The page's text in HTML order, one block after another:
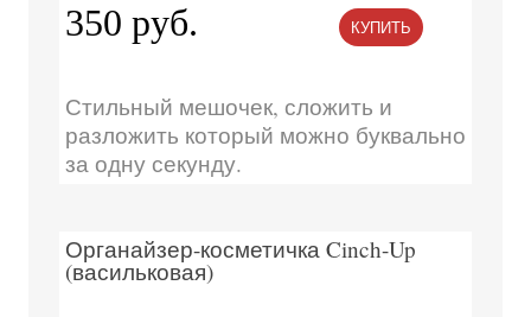
350 руб. КУПИТЬ
Стильный мешочек, сложить и
разложить который можно буквально
за одну секунду.
Органайзер-косметичка Cinch-Up
(васильковая)